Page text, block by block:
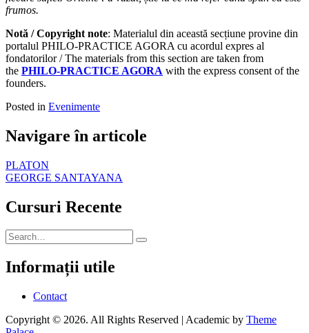
frumos.
Notă / Copyright note: Materialul din această secțiune provine din
portalul PHILO-PRACTICE AGORA cu acordul expres al
fondatorilor / The materials from this section are taken from
the PHILO-PRACTICE AGORA with the express consent of the
founders.
Posted in Evenimente
Navigare în articole
PLATON
GEORGE SANTAYANA
Cursuri Recente
Informații utile
Contact
Copyright © 2026. All Rights Reserved | Academic by Theme